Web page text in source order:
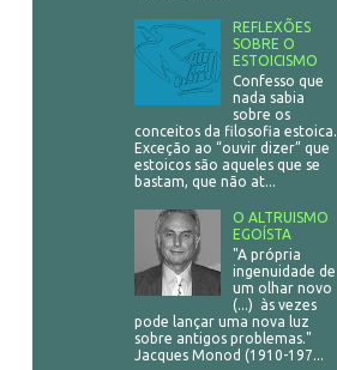
REFLEXÕES
SOBRE O
ESTOICISMO
Confesso que
nada sabia
sobre os
conceitos da filosofia estoica.
Exceção ao “ouvir dizer” que
estoicos são aqueles que se
bastam, que não at...
O ALTRUISMO
EGOÍSTA
"A própria
ingenuidade de
um olhar novo
(...) às vezes
pode lançar uma nova luz
sobre antigos problemas."
Jacques Monod (1910-197...